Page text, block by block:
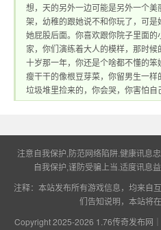
想，天的另外一边可能是另外一个
架，幼稚的跟她说不和你玩了，可
她屁股后面。你喜欢跟你院子里面
家，你们演练着大人的模样，那时候
十岁那一年，你还是个啥都不懂的
瘦干干的像根豆芽菜，你留男生一
垃圾堆里捡来的，你会哭，你害怕自
注意自我保护,防范网络陷阱.健康讯息
自我保护,谨防受骗上当.适度讯息
注释：本站发布所有游戏信息，均来自
们告知说明，本站将
Copyright 2025-2026 1.76传奇发布网